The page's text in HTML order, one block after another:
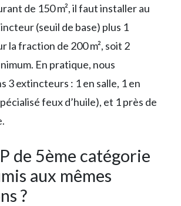
de 150 m², il faut installer au
(seuil de base) plus 1
la fraction de 200 m², soit 2
En pratique, nous
3 extincteurs : 1 en salle, 1 en
feux d’huile), et 1 près de
de 5ème catégorie
aux mêmes
?